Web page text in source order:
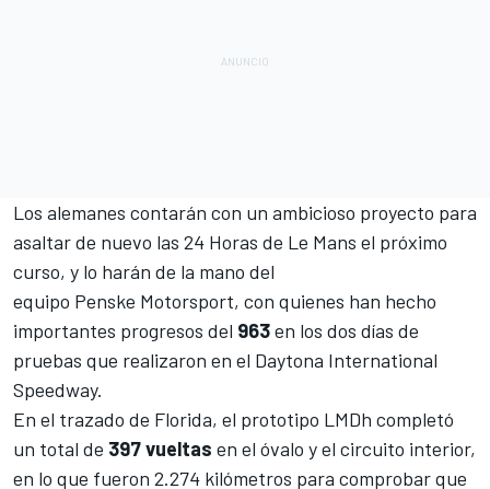
Los alemanes contarán con un ambicioso proyecto para
asaltar de nuevo las 24 Horas de Le Mans el próximo
curso, y lo harán de la mano del
equipo Penske Motorsport, con quienes han hecho
importantes progresos del 963en los dos días de
pruebas que realizaron en el Daytona International
Speedway.
En el trazado de Florida, el prototipo LMDh completó
un total de 397 vueltas en el óvalo y el circuito interior,
en lo que fueron 2.274 kilómetros para comprobar que